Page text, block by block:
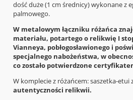
dość duże (1 cm średnicy) wykonane z
palmowego.
W metalowym łączniku różańca
materiału, potartego o relikwię I
Vianneya, pobłogosławionego i
specjalnego nabożeństwa, w
co zostało potwierdzone
W komplecie z różańcem: saszetka-etui
autentyczności relikwii.